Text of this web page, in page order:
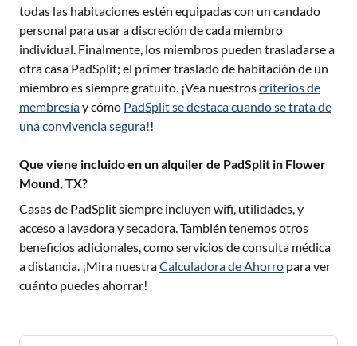
todas las habitaciones estén equipadas con un candado
personal para usar a discreción de cada miembro
individual. Finalmente, los miembros pueden trasladarse a
otra casa PadSplit; el primer traslado de habitación de un
miembro es siempre gratuito. ¡Vea nuestroscriterios de
membresíay cómo PadSplit se destaca cuando se trata de
una convivencia segura!!
Que viene incluido en un alquiler de PadSplit in Flower
Mound, TX?
Casas de PadSplit siempre incluyen wifi, utilidades, y
acceso a lavadora y secadora. También tenemos otros
beneficios adicionales, como servicios de consulta médica
a distancia. ¡Mira nuestraCalculadora de Ahorro para ver
cuánto puedes ahorrar!